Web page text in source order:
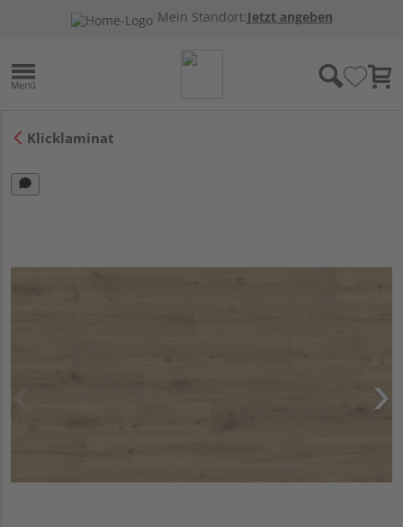
Mein Standort:Jetzt angeben
Klicklaminat